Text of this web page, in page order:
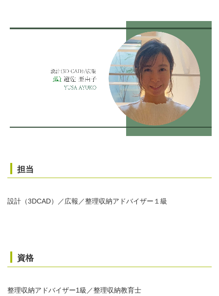
担当
設計（3DCAD）／広報／整理収納アドバイザー１級
資格
整理収納アドバイザー1級／整理収納教育士